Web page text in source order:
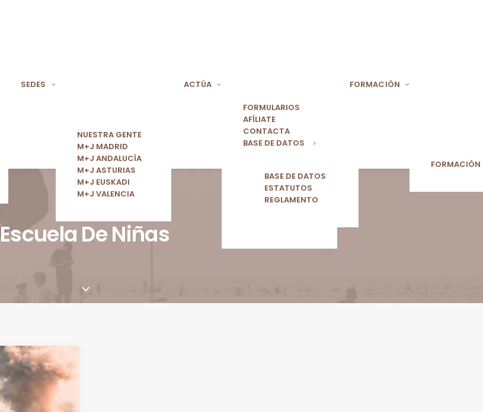
SEDES
NUESTRA GENTE
M+J MADRID
M+J ANDALUCÍA
M+J ASTURIAS
M+J EUSKADI
M+J VALENCIA
ACTÚA
FORMULARIOS
AFÍLIATE
CONTACTA
BASE DE DATOS
BASE DE DATOS
ESTATUTOS
REGLAMENTO
FORMACIÓN
FORMACIÓN
Escuela De Niñas